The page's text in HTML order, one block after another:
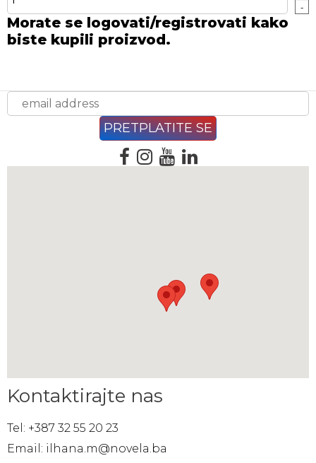
-
Morate se logovati/registrovati kako
biste kupili proizvod.
Kontaktirajte nas
Tel: +387 32 55 20 23
Email: ilhana.m@novela.ba